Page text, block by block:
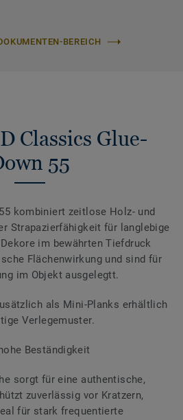
BEREICH
Classics Glue-
55
kombiniert zeitlose Holz- und
Strapazierfähigkeit für langlebige
im bewährten Tiefdruck
Flächenwirkung und sind für
im Objekt ausgelegtt.
als Mini-Planks erhältlich
Verlegemuster.
Beständigkeit
sorgt für eine authentische,
zuverlässig vor Kratzern,
für stark frequentierte